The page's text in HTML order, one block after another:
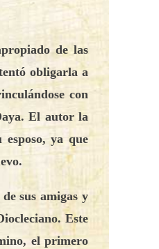
de las
obligarla a
con
El autor la
ya que
sus amigas y
Este
el primero